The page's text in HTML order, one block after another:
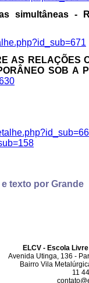
simultâneas -
AS RELAÇÕES
SOB A
texto por Grande
ELCV - Escola
Avenida Utinga, 136 -
Bairro Vila
11